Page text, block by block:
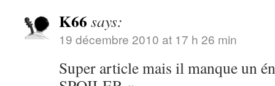
K66 says:
19 décembre 2010 at 17 h 26 min
Super article mais il manque un